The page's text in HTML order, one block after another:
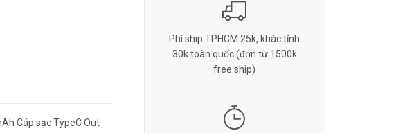
Cáp sạc TypeC Out
Phí ship TPHCM 25k, khác tỉnh
30k toàn quốc (đơn từ 1500k
free ship)